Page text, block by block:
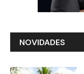
NOVIDADES